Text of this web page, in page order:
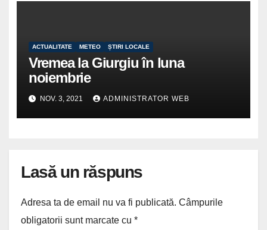
ACTUALITATE METEO ȘTIRI LOCALE
Vremea la Giurgiu în luna
noiembrie
NOV. 3, 2021 ADMINISTRATOR WEB
Lasă un răspuns
Adresa ta de email nu va fi publicată. Câmpurile
obligatorii sunt marcate cu *